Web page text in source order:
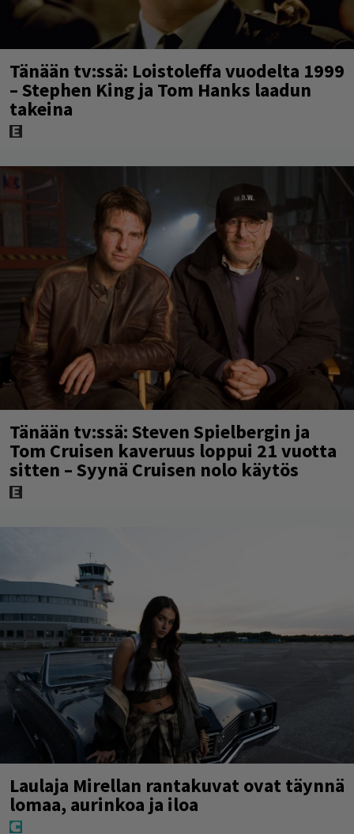
Tänään tv:ssä: Loistoleffa vuodelta 1999
– Stephen King ja Tom Hanks laadun
takeina
Tänään tv:ssä: Steven Spielbergin ja
Tom Cruisen kaveruus loppui 21 vuotta
sitten – Syynä Cruisen nolo käytös
Laulaja Mirellan rantakuvat ovat täynnä
lomaa, aurinkoa ja iloa